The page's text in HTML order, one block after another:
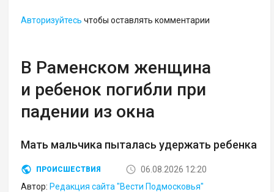
Авторизуйтесь чтобы оставлять комментарии
В Раменском женщина
и ребенок погибли при
падении из окна
Мать мальчика пыталась удержать ребенка
ПРОИСШЕСТВИЯ
06.08.2026 12:20
Автор: Редакция сайта "Вести Подмосковья"